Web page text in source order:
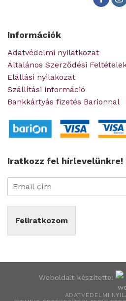
Információk
Adatvédelmi nyilatkozat
Általános Szerződési
Elállási nyilakozat
Szállítási információ
Bankkártyás fizetés Barionnal
Iratkozz fel hírlevelünkre!
Feliratkozom
Weboldalt készítette:
ADATVÉDELMI